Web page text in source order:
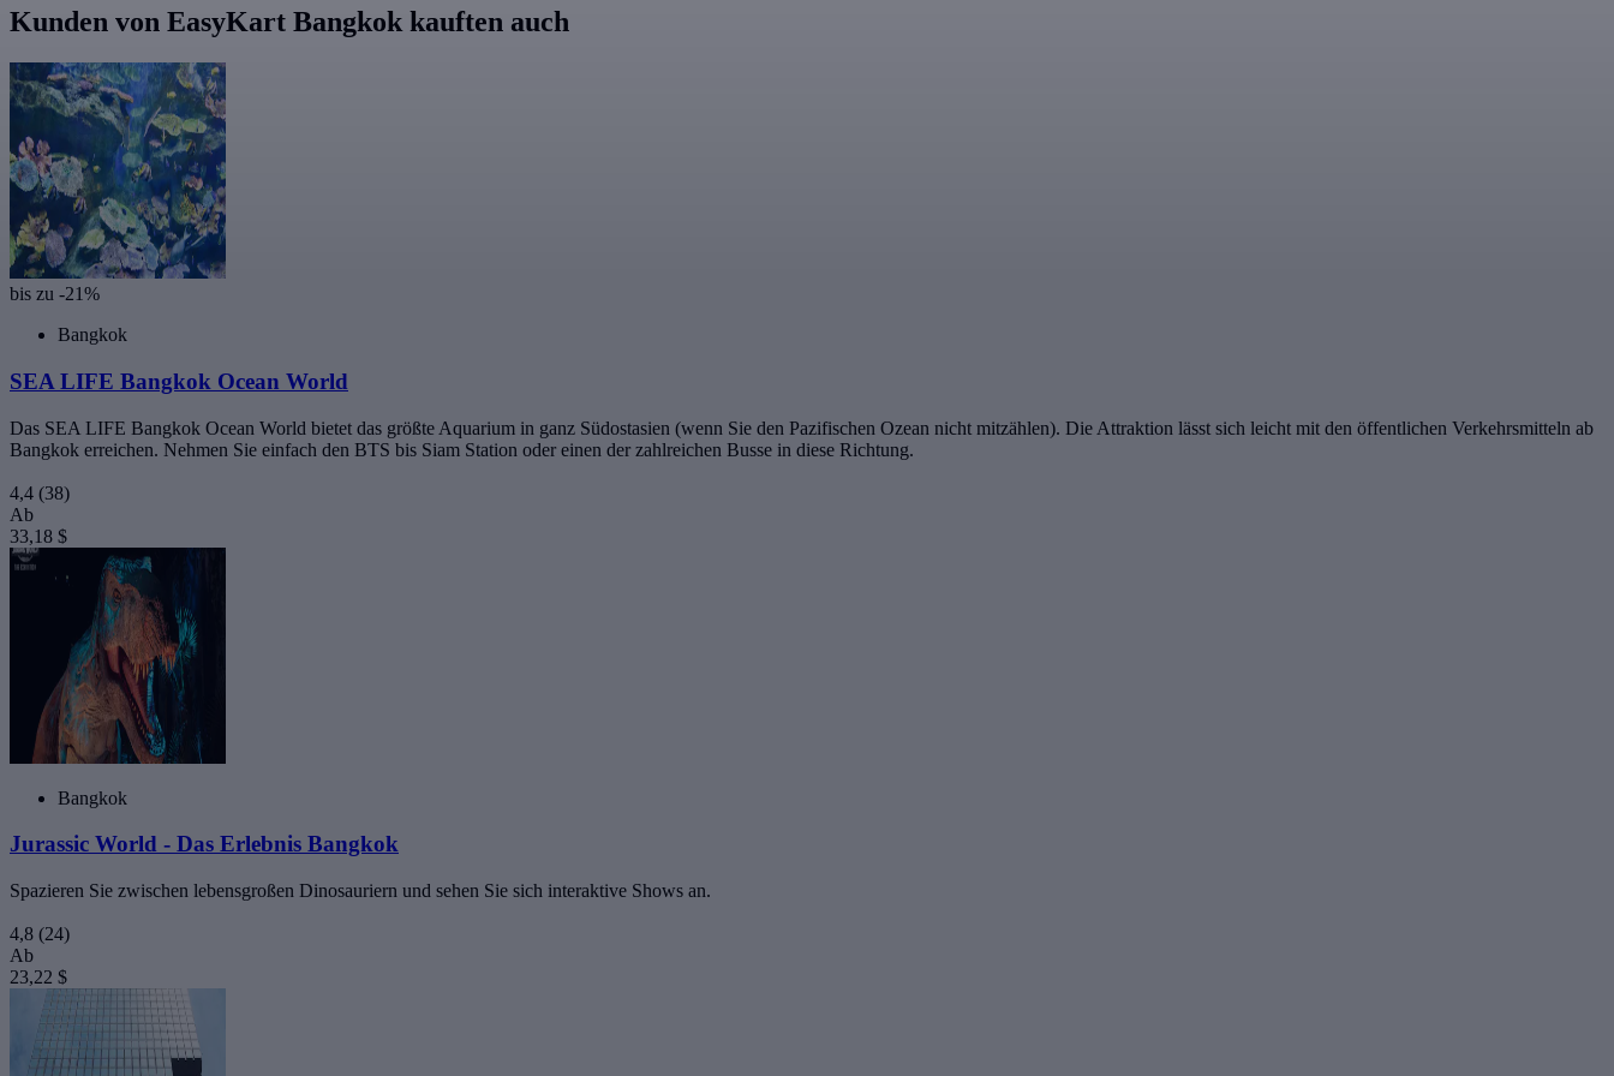
Kunden von EasyKart Bangkok kauften auch
bis zu -21%
Bangkok
SEA LIFE Bangkok Ocean World
Das SEA LIFE Bangkok Ocean World bietet das größte Aquarium in ganz Südostasien (wenn Sie den Pazifischen Ozean nicht mitzählen). Die Attraktion lässt sich leicht mit den öffentlichen Verkehrsmitteln ab
Bangkok erreichen. Nehmen Sie einfach den BTS bis Siam Station oder einen der zahlreichen Busse in diese Richtung.
4,4 (38)
Ab
33,18 $
Bangkok
Jurassic World - Das Erlebnis Bangkok
Spazieren Sie zwischen lebensgroßen Dinosauriern und sehen Sie sich interaktive Shows an.
4,8 (24)
Ab
23,22 $